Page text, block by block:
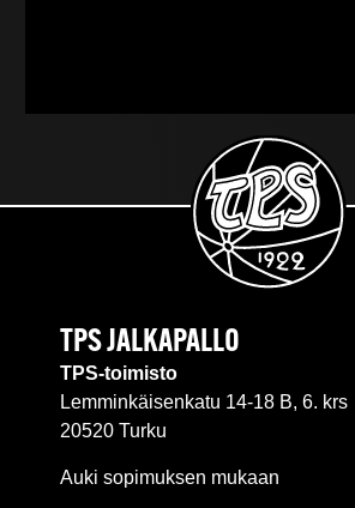
TPS JALKAPALLO
TPS-toimisto
Lemminkäisenkatu 14-18 B, 6. krs
20520 Turku
Auki sopimuksen mukaan